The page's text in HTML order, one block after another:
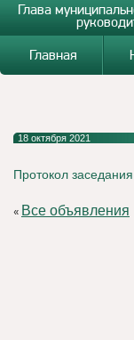
Глава
Главная
18 октября 2021
Протокол
« Все объявления